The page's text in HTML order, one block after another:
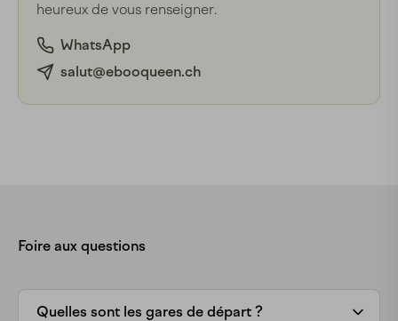
heureux de vous renseigner.
WhatsApp
salut@ebooqueen.ch
Foire aux questions
Quelles sont les gares de départ ?